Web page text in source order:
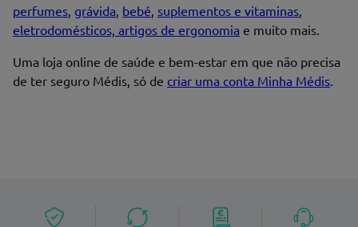
Endereço de email
perfumes, grávida, bebé, suplementos e vitaminas,
eletrodomésticos, artigos de ergonomia e muito mais.
Uma loja online de saúde e bem-estar em que não precisa
de ter seguro Médis, só de criar uma conta Minha Médis.